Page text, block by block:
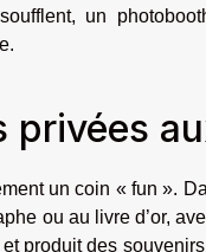
un
privées
un coin « fun ».
ou au livre d’or,
produit des